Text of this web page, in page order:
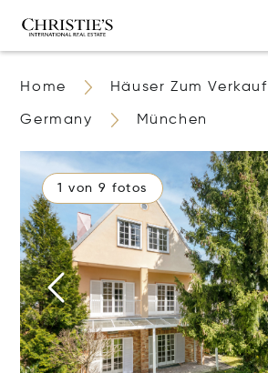
Home Häuser Zum Verkauf
Germany München
1 von 9 fotos